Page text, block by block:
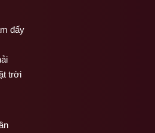
đấy
trời